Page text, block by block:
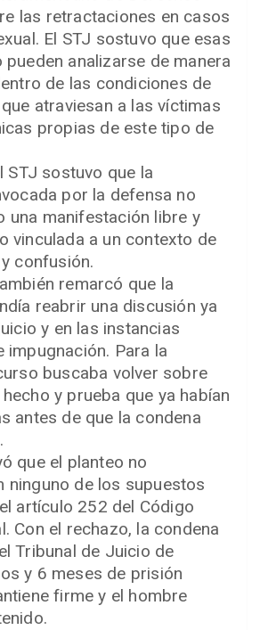
las retractaciones en casos
El STJ sostuvo que esas
analizarse de manera
de las condiciones de
atraviesan a las víctimas
propias de este tipo de
STJ sostuvo que la
por la defensa no
una manifestación libre y
vinculada a un contexto de
confusión.
remarcó que la
reabrir una discusión ya
y en las instancias
impugnación. Para la
buscaba volver sobre
y prueba que ya habían
antes de que la condena
que el planteo no
ninguno de los supuestos
artículo 252 del Código
Con el rechazo, la condena
Tribunal de Juicio de
y 6 meses de prisión
firme y el hombre